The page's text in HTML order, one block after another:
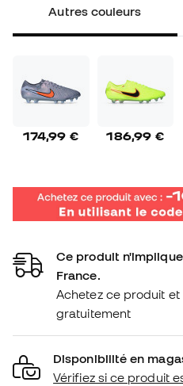
Autres couleurs
174,99 € 186,99 €
Ce produit
France.
Achetez ce produit et
gratuitement
Disponibilité en
Vérifiez si ce produit